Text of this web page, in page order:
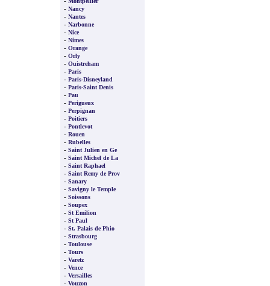
- Nancy
- Nantes
- Narbonne
- Nice
- Nimes
- Orange
- Orly
- Ouistreham
- Paris
- Paris-Disneyland
- Paris-Saint Denis
- Pau
- Perigueux
- Perpignan
- Poitiers
- Pontlevot
- Rouen
- Rubelles
- Saint Julien en Ge
- Saint Michel de La
- Saint Raphael
- Saint Remy de Prov
- Sanary
- Savigny le Temple
- Soissons
- Soupex
- St Emilion
- St Paul
- St. Palais de Phio
- Strasbourg
- Toulouse
- Tours
- Varetz
- Vence
- Versailles
- Vouzon